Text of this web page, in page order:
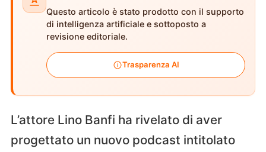
Questo articolo è stato prodotto con il supporto
di intelligenza artificiale e sottoposto a
revisione editoriale.
Trasparenza AI
L’attore Lino Banfi ha rivelato di aver
progettato un nuovo podcast intitolato